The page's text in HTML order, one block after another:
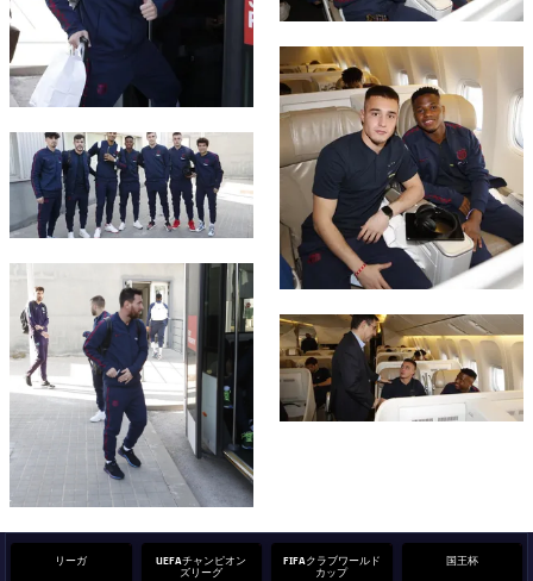
FC Barcelona club badge
FC Barcelona club badge
FC Barcelona club badge
FC Barcelona club badge
リーガ
UEFAチャンピオン
ズリーグ
FIFAクラブワールド
カップ
国王杯